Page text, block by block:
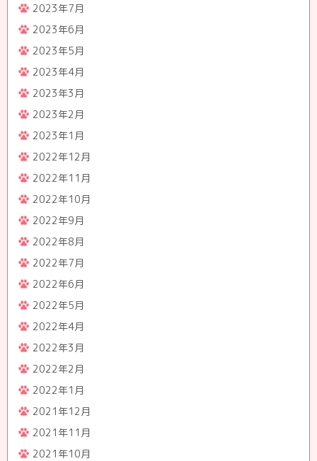
2023年7月
2023年6月
2023年5月
2023年4月
2023年3月
2023年2月
2023年1月
2022年12月
2022年11月
2022年10月
2022年9月
2022年8月
2022年7月
2022年6月
2022年5月
2022年4月
2022年3月
2022年2月
2022年1月
2021年12月
2021年11月
2021年10月